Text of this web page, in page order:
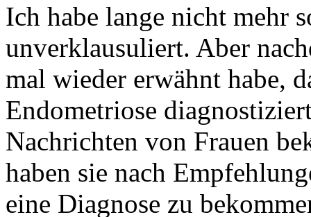
Ich habe lange nicht mehr
unverklausuliert. Aber
mal wieder erwähnt habe,
Endometriose
Nachrichten von Frauen
haben sie nach
eine Diagnose zu